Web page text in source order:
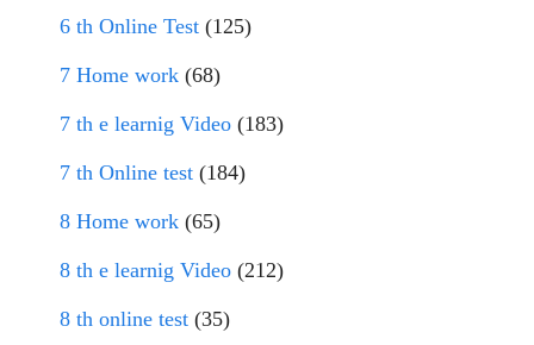
6 th Online Test (125)
7 Home work (68)
7 th e learnig Video (183)
7 th Online test (184)
8 Home work (65)
8 th e learnig Video (212)
8 th online test (35)